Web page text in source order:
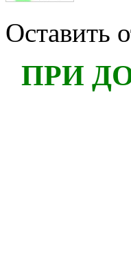
Оставить
ПРИ